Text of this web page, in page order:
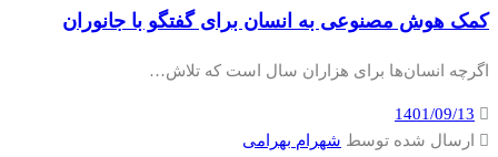
کمک هوش مصنوعی به انسان برای گفتگو با جانوران
اگرچه انسان‌ها برای هزاران سال است که تلاش…
1401/09/13
ارسال شده توسط شهرام بهرامی